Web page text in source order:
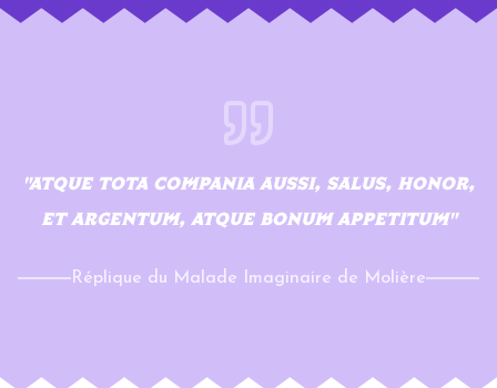
"ATQUE TOTA COMPANIA AUSSI, SALUS, HONOR,
ET ARGENTUM, ATQUE BONUM APPETITUM"
Réplique du Malade Imaginaire de Molière